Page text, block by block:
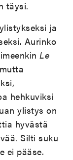
täysi.
ja
Aurinko
Le
hehkuviksi
ylistys on
hyvästä
Silti suku
ei pääse.